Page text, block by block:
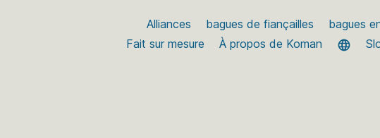
Alliances bagues de fiançailles bagues
Fait sur mesure
À propos de Koman